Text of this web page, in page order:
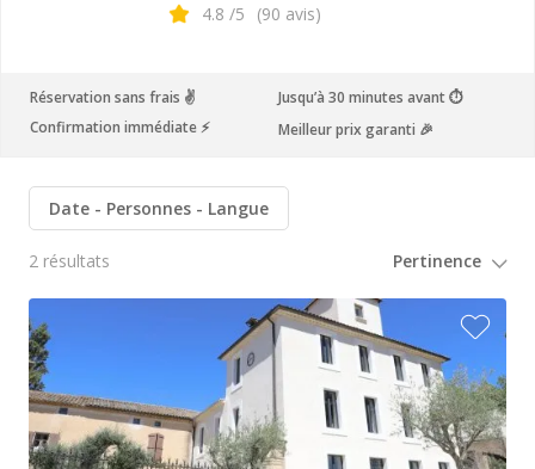
Visite cave & dégustation vin Narbonne
Abbaye de Fontfroide
Château de Flaugergues
Château de l'Engarran
Château de Pennautier
Château l'Hospitalet
Château Valmy
Domaine de la Baume
4.8 /5 (90 avis)
Réservation sans frais ✌️
Jusqu’à 30 minutes avant ⏱
Confirmation immédiate ⚡️
Meilleur prix garanti 🎉
Date Personnes Langue
2 résultats